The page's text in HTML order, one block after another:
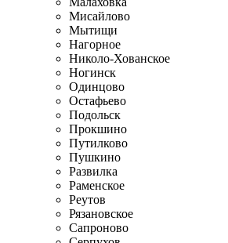
Мисайлово
Мытищи
Нагорное
Николо-Хованское
Ногинск
Одинцово
Остафьево
Подольск
Прокшино
Путилково
Пушкино
Развилка
Раменское
Реутов
Рязановское
Сапроново